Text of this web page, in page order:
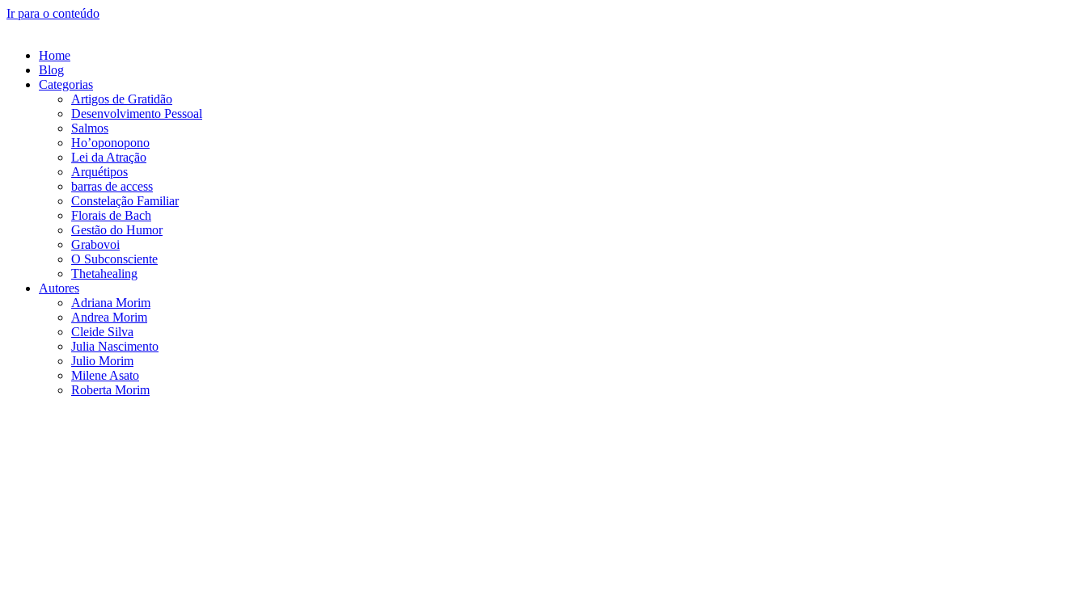
Ir para o conteúdo
Home
Blog
Categorias
Artigos de Gratidão
Desenvolvimento Pessoal
Salmos
Ho’oponopono
Lei da Atração
Arquétipos
barras de access
Constelação Familiar
Florais de Bach
Gestão do Humor
Grabovoi
O Subconsciente
Thetahealing
Autores
Adriana Morim
Andrea Morim
Cleide Silva
Julia Nascimento
Julio Morim
Milene Asato
Roberta Morim